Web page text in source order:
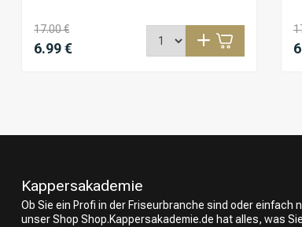
17.00 €
6.99 €
Kappersakademie
Ob Sie ein Profi in der Friseurbranche sind oder
unser Shop Shop.Kappersakademie.de hat alles, was